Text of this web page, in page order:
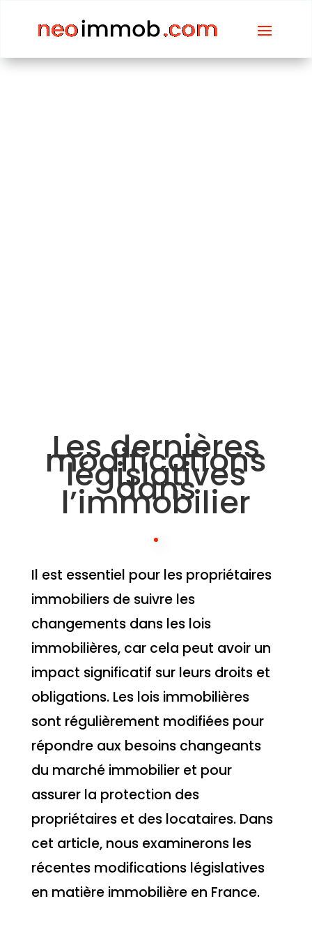
Les dernières
modifications
législatives
dans
l’immobilier
Il est essentiel pour les propriétaires
immobiliers de suivre les
changements dans les lois
immobilières, car cela peut avoir un
impact significatif sur leurs droits et
obligations. Les lois immobilières
sont régulièrement modifiées pour
répondre aux besoins changeants
du marché immobilier et pour
assurer la protection des
propriétaires et des locataires. Dans
cet article, nous examinerons les
récentes modifications législatives
en matière immobilière en France.